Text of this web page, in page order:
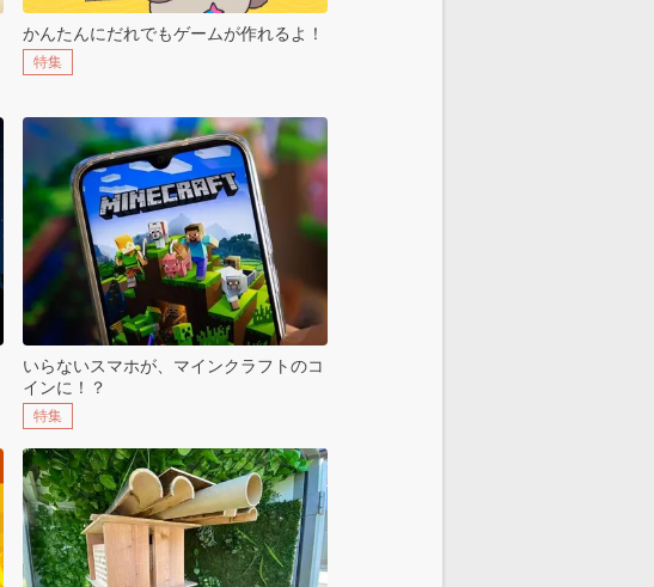
かんたんにだれでもゲームが作れるよ！
特集
いらないスマホが、マインクラフトのコ
インに！？
特集